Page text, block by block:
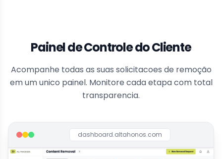
Painel de Controle do Cliente
Acompanhe todas as suas solicitacoes de remoção
em um unico painel. Monitore cada etapa com total
transparencia.
dashboard.altahonos.com